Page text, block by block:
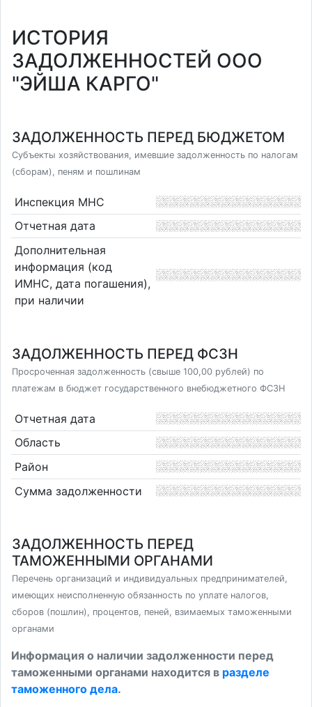
ИСТОРИЯ
ЗАДОЛЖЕННОСТЕЙ ООО
"ЭЙША КАРГО"
ЗАДОЛЖЕННОСТЬ ПЕРЕД БЮДЖЕТОМ
Субъекты хозяйствования, имевшие задолженность по налогам
(сборам), пеням и пошлинам
Инспекция МНС
Отчетная дата
Дополнительная
информация (код
ИМНС, дата погашения),
при наличии
ЗАДОЛЖЕННОСТЬ ПЕРЕД ФСЗН
Просроченная задолженность (свыше 100,00 рублей) по
платежам в бюджет государственного внебюджетного ФСЗН
Отчетная дата
Область
Район
Сумма задолженности
ЗАДОЛЖЕННОСТЬ ПЕРЕД
ТАМОЖЕННЫМИ ОРГАНАМИ
Перечень организаций и индивидуальных предпринимателей,
имеющих неисполненную обязанность по уплате налогов,
сборов (пошлин), процентов, пеней, взимаемых таможенными
органами
Информация о наличии задолженности перед
таможенными органами находится в разделе
таможенного дела.